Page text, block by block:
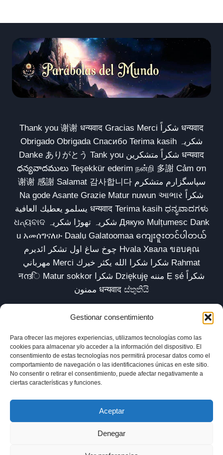
Gestionar consentimiento
Para ofrecer las mejores experiencias, utilizamos tecnologías como las
cookies para almacenar y/o acceder a la información del dispositivo. El
consentimiento de estas tecnologías nos permitirá procesar datos como el
comportamiento de navegación o las identificaciones únicas en este sitio.
No consentir o retirar el consentimiento, puede afectar negativamente a
ciertas características y funciones.
Aceptar
Denegar
Thank you 谢谢 धन्यवाद Gracias Merci شكراً धन्यवाद
Obrigado Obrigada Спасибо Terima kasih شکریہ
Danke ありがとう Tank you شكراً متشكرين धन्यवाद
ధన్యవాదములు Teşekkür ederim நன்றி 多謝 Cảm ơn
谢谢 感謝 Salamat 감사합니다 سپاسگزارم متشکرم
Na gode Asante Grazie Matur nuwun આભાર شكراً
يسلمو يعطيك العافية धन्यवाद Terima kasih ಧನ್ಯವಾದಗಳು
ଧନ୍ୟବାଦ شکریہ تھوڑا شکریہ Дякую Mulțumesc Dank
u አመሰግናለሁ Daalụ Galatoomaa ကျေးဇူးတင်ပါတယ်
چوخ ساغ اول تشکر ائدیرم Hvala Хвала ขอบคุณ
مهرباني Merci شكرا شكرا الله يكثر خيرك Rahmat
नന്ദि Matur sokkor شكرا Dziękuję مننه Ẹ ṣé شكراً
ممنون धन्यवाद ස්තුතියි
Inicio Biblioteca Parábolas TV
Comunidad
Esencia
Blog
Política de privacidad
Aviso legal
Política de cookies (UE)